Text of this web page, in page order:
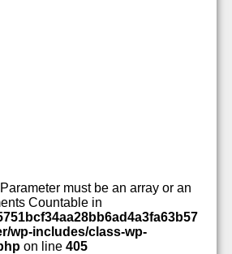
must be an array or an
Countable in
wp-includes/class-wp-
on line 405